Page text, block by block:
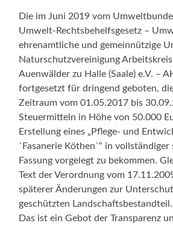
Die im Juni 2019 vom
Umwelt-Rechtsbehelfsgesetz –
ehrenamtliche und gemeinnützige
Naturschutzvereinigung
Auenwälder zu Halle (Saale) e.V. –
fortgesetzt für dringend geboten,
Zeitraum vom 01.05.2017 bis
Steuermitteln in Höhe von 50.000
Erstellung eines „Pflege- und
`Fasanerie Köthen`“ in
Fassung vorgelegt zu bekommen.
Text der Verordnung vom
späterer Änderungen zur
geschützten Landschaftsbestandteil.
Das ist ein Gebot der Transparenz